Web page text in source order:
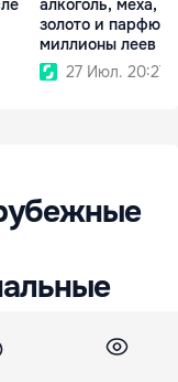
алкоголь, меха,
золото и парфюм
миллионы леев
27 Июл. 20:27